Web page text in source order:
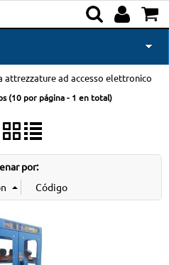
attrezzature ad accesso elettronico
(10 por página - 1 en total)
por: